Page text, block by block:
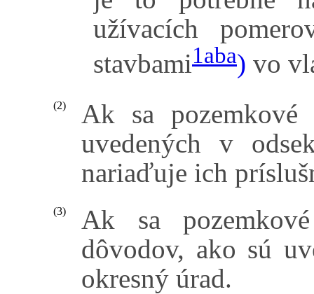
užívacích
stavbami1aba) vo
(2)
Ak sa
uvedených v
nariaďuje ich
(3)
Ak sa
dôvodov, ako sú
okresný úrad.